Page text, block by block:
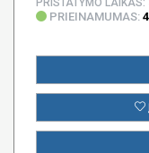
PRIEINAMUMAS: